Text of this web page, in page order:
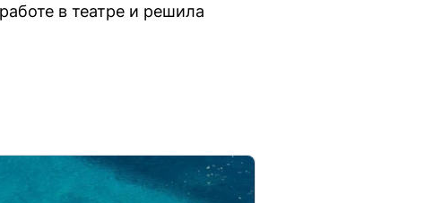
в театре и решила